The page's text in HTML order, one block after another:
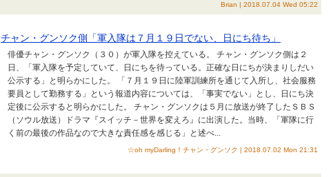
Brian | 2018.07.04 Wed 05:22
チャン・グンソク側「軍入隊は７月１９日でない、日にち待ち」
俳優チャン・グンソク（３０）が軍入隊を控えている。 チャン・グンソク側は２
日、「軍入隊を予定していて、日にちを待っている。正確な日にちが決まりしだい
公示する」と明らかにした。 「７月１９日に陸軍訓練所を通じて入所し、社会服務
要員として勤務する」という報道内容については、「事実でない」とし、日にち決
定後に公示すると明らかにした。 チャン・グンソクは５月に放送が終了したＳＢＳ
（ソウル放送）ドラマ『スイッチ－世界を変えろ』に出演した。当時、「軍隊に行
く前の最後の作品なので大きな責任感を感じる」と述べ...
☆oh myDarling！チャン・グンソク | 2018.07.02 Mon 21:31